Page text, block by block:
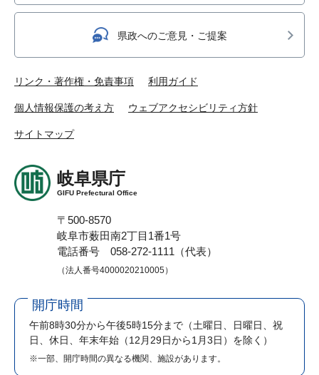
県政へのご意見・ご提案
リンク・著作権・免責事項 利用ガイド
個人情報保護の考え方 ウェブアクセシビリティ方針
サイトマップ
岐阜県庁
GIFU Prefectural Office
〒500-8570
岐阜市薮田南2丁目1番1号
電話番号 058-272-1111（代表）
（法人番号4000020210005）
開庁時間
午前8時30分から午後5時15分まで （土曜日、日曜日、祝
日、休日、年末年始（12月29日から1月3日）を除く）
※一部、開庁時間の異なる機関、施設があります。